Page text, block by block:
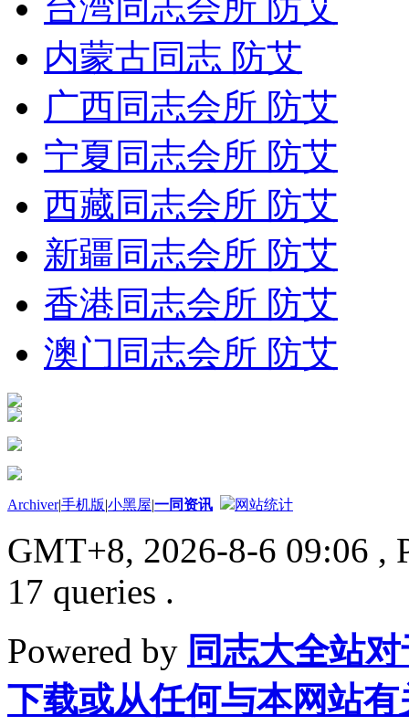
内蒙古同志 防艾
广西同志会所 防艾
宁夏同志会所 防艾
西藏同志会所 防艾
新疆同志会所 防艾
香港同志会所 防艾
澳门同志会所 防艾
Archiver|手机版|小黑屋|一同资讯 网站统计
GMT+8, 2026-8-6 09:06 ,
17 queries .
Powered by 同志大全站
下载或从任何与本网站